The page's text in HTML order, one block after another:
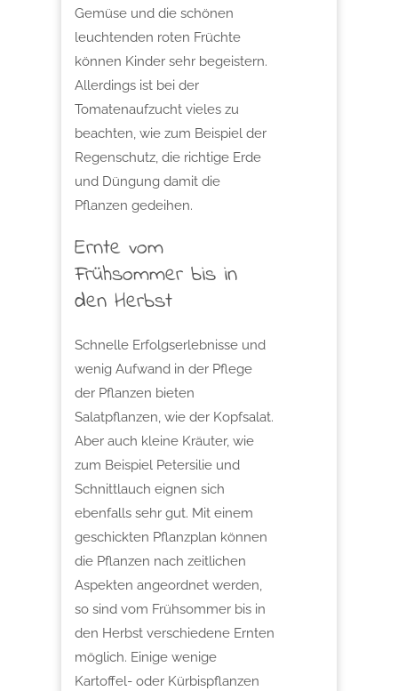
Gemüse und die schönen
leuchtenden roten Früchte
können Kinder sehr begeistern.
Allerdings ist bei der
Tomatenaufzucht vieles zu
beachten, wie zum Beispiel der
Regenschutz, die richtige Erde
und Düngung damit die
Pflanzen gedeihen.
Ernte vom
Frühsommer bis in
den Herbst
Schnelle Erfolgserlebnisse und
wenig Aufwand in der Pflege
der Pflanzen bieten
Salatpflanzen, wie der Kopfsalat.
Aber auch kleine Kräuter, wie
zum Beispiel Petersilie und
Schnittlauch eignen sich
ebenfalls sehr gut. Mit einem
geschickten Pflanzplan können
die Pflanzen nach zeitlichen
Aspekten angeordnet werden,
so sind vom Frühsommer bis in
den Herbst verschiedene Ernten
möglich. Einige wenige
Kartoffel- oder Kürbispflanzen